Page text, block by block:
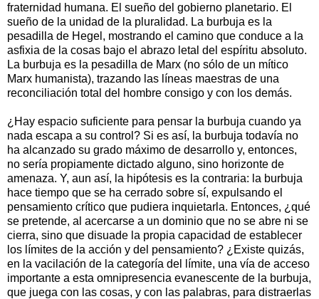
fraternidad humana. El sueño del gobierno planetario. El
sueño de la unidad de la pluralidad. La burbuja es la
pesadilla de Hegel, mostrando el camino que conduce a la
asfixia de la cosas bajo el abrazo letal del espíritu absoluto.
La burbuja es la pesadilla de Marx (no sólo de un mítico
Marx humanista), trazando las líneas maestras de una
reconci­liación total del hombre consigo y con los demás.
¿Hay espacio suficiente para pensar la burbuja cuando ya
nada escapa a su control? Si es así, la burbuja todavía no
ha alcanzado su grado máximo de desarrollo y, entonces,
no sería propiamente dictado alguno, sino horizonte de
amenaza. Y, aun así, la hipótesis es la contraria: la burbuja
hace tiempo que se ha cerrado sobre sí, expulsando el
pensamiento crítico que pudiera inquietarla. Entonces, ¿qué
se pretende, al acercarse a un dominio que no se abre ni se
cierra, sino que disuade la propia capacidad de establecer
los límites de la acción y del pensamiento? ¿Existe quizás,
en la vacilación de la categoría del límite, una vía de acceso
importante a esta omni­presen­cia evanes­cente de la burbuja,
que juega con las cosas, y con las palabras, para distraerlas